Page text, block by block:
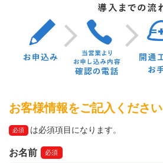
お客様情報をご記入ください
必須 は必須項目になります。
お名前 必須